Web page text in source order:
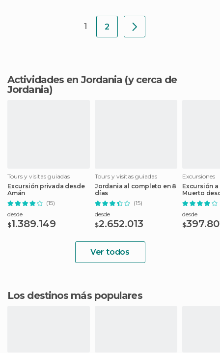
1 2
Actividades en Jordania (y cerca de
Jordania)
Tours y visitas guiadas
Excursión privada desde
Amán
(15)
desde
$1.389.149
Tours y visitas guiadas
Jordania al completo en 8
días
(15)
desde
$2.652.013
Excursiones
Excursión a
Muerto
desde
$
Ver todos
Los destinos más populares